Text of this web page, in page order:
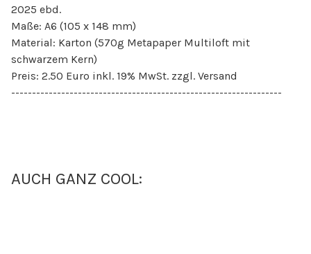
2025 ebd.
Maße: A6 (105 x 148 mm)
Material: Karton (570g Metapaper Multiloft mit
schwarzem Kern)
Preis: 2.50 Euro inkl. 19% MwSt. zzgl. Versand
-----------------------------------------------------------------
AUCH GANZ COOL: